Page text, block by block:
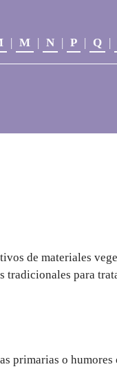
| M | N | P | Q |
de materiales
para
primarias o